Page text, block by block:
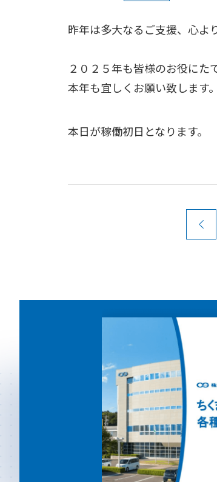
昨年は多大なるご支援、心よ
２０２５年も皆様のお役にた
本年も宜しくお願い致します。
本日が稼働初日となります。